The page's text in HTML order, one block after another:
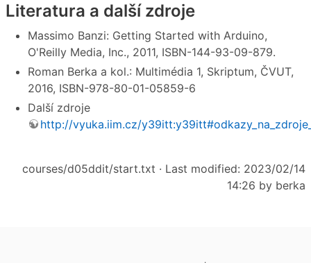
Literatura a další zdroje
Massimo Banzi: Getting Started with Arduino,
O'Reilly Media, Inc., 2011, ISBN-144-93-09-879.
Roman Berka a kol.: Multimédia 1, Skriptum, ČVUT,
2016, ISBN-978-80-01-05859-6
Další zdroje
http://vyuka.iim.cz/
courses/d05ddit/start.txt · Last modified: 2023/02/14
14:26 by berka